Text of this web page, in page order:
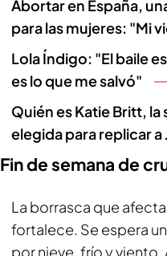
Abortar en España,
para las mujeres: "Mi
Lola Índigo: "El baile
es lo que me salvó"
Quién es Katie Britt,
elegida para replicar a
Fin de semana de
La borrasca que
fortalece. Se espera
por nieve, frío y viento.